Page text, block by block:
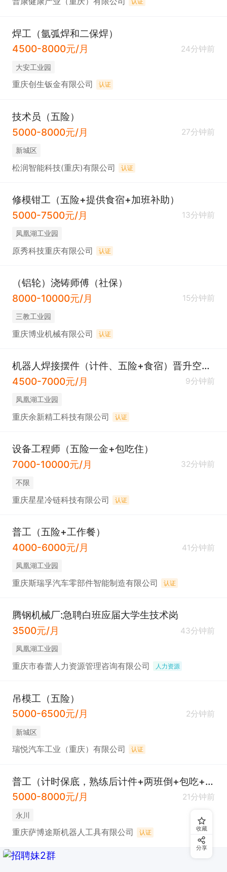
焊工（氩弧焊和二保焊）
4500-8000元/月
24分钟前
大安工业园
重庆创生钣金有限公司 认证
技术员（五险）
5000-8000元/月
27分钟前
新城区
松润智能科技(重庆)有限公司 认证
修模钳工（五险+提供食宿+加班补助）
5000-7500元/月
13分钟前
凤凰湖工业园
原秀科技重庆有限公司 认证
（铝轮）浇铸师傅（社保）
8000-10000元/月
15分钟前
三教工业园
重庆博业机械有限公司 认证
机器人焊接摆件（计件、五险+食宿）晋升空间大
4500-7000元/月
9分钟前
凤凰湖工业园
重庆余新精工科技有限公司 认证
设备工程师（五险一金+包吃住）
7000-10000元/月
32分钟前
不限
重庆星星冷链科技有限公司 认证
普工（五险+工作餐）
4000-6000元/月
41分钟前
凤凰湖工业园
重庆斯瑞孚汽车零部件智能制造有限公司 认证
腾钢机械厂:急聘白班应届大学生技术岗
3500元/月
43分钟前
凤凰湖工业园
重庆市春蕾人力资源管理咨询有限公司 人力资源
吊模工（五险）
5000-6500元/月
2分钟前
新城区
瑞悦汽车工业（重庆）有限公司 认证
普工（计时保底，熟练后计件+两班倒+包吃+夜补）
5000-8000元/月
21分钟前
永川
重庆萨博途斯机器人工具有限公司 认证 收藏
分享